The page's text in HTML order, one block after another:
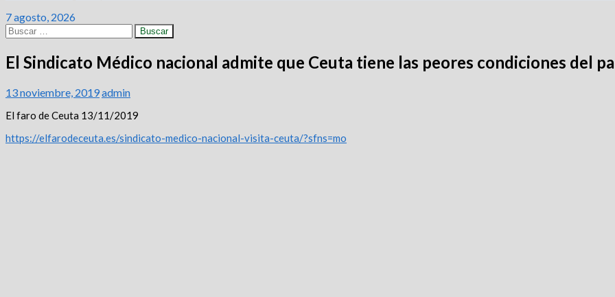
7 agosto, 2026
Buscar:
El Sindicato Médico nacional admite que Ceuta tiene las peores condiciones del
13 noviembre, 2019admin
El faro de Ceuta 13/11/2019
https://elfarodeceuta.es/sindicato-medico-nacional-visita-ceuta/?sfns=mo